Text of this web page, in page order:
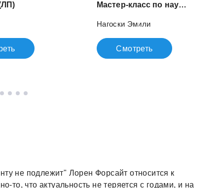
Мастер-класс по науке секса
Нагоски Эмили
Смотреть
не подлежит" Лорен Форсайт относится к
то, что актуальность не теряется с годами, и на